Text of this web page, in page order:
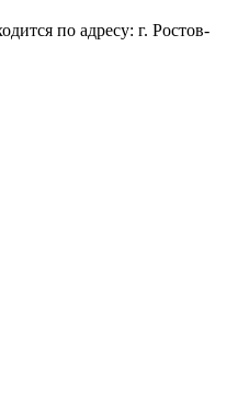
по адресу: г. Ростов-